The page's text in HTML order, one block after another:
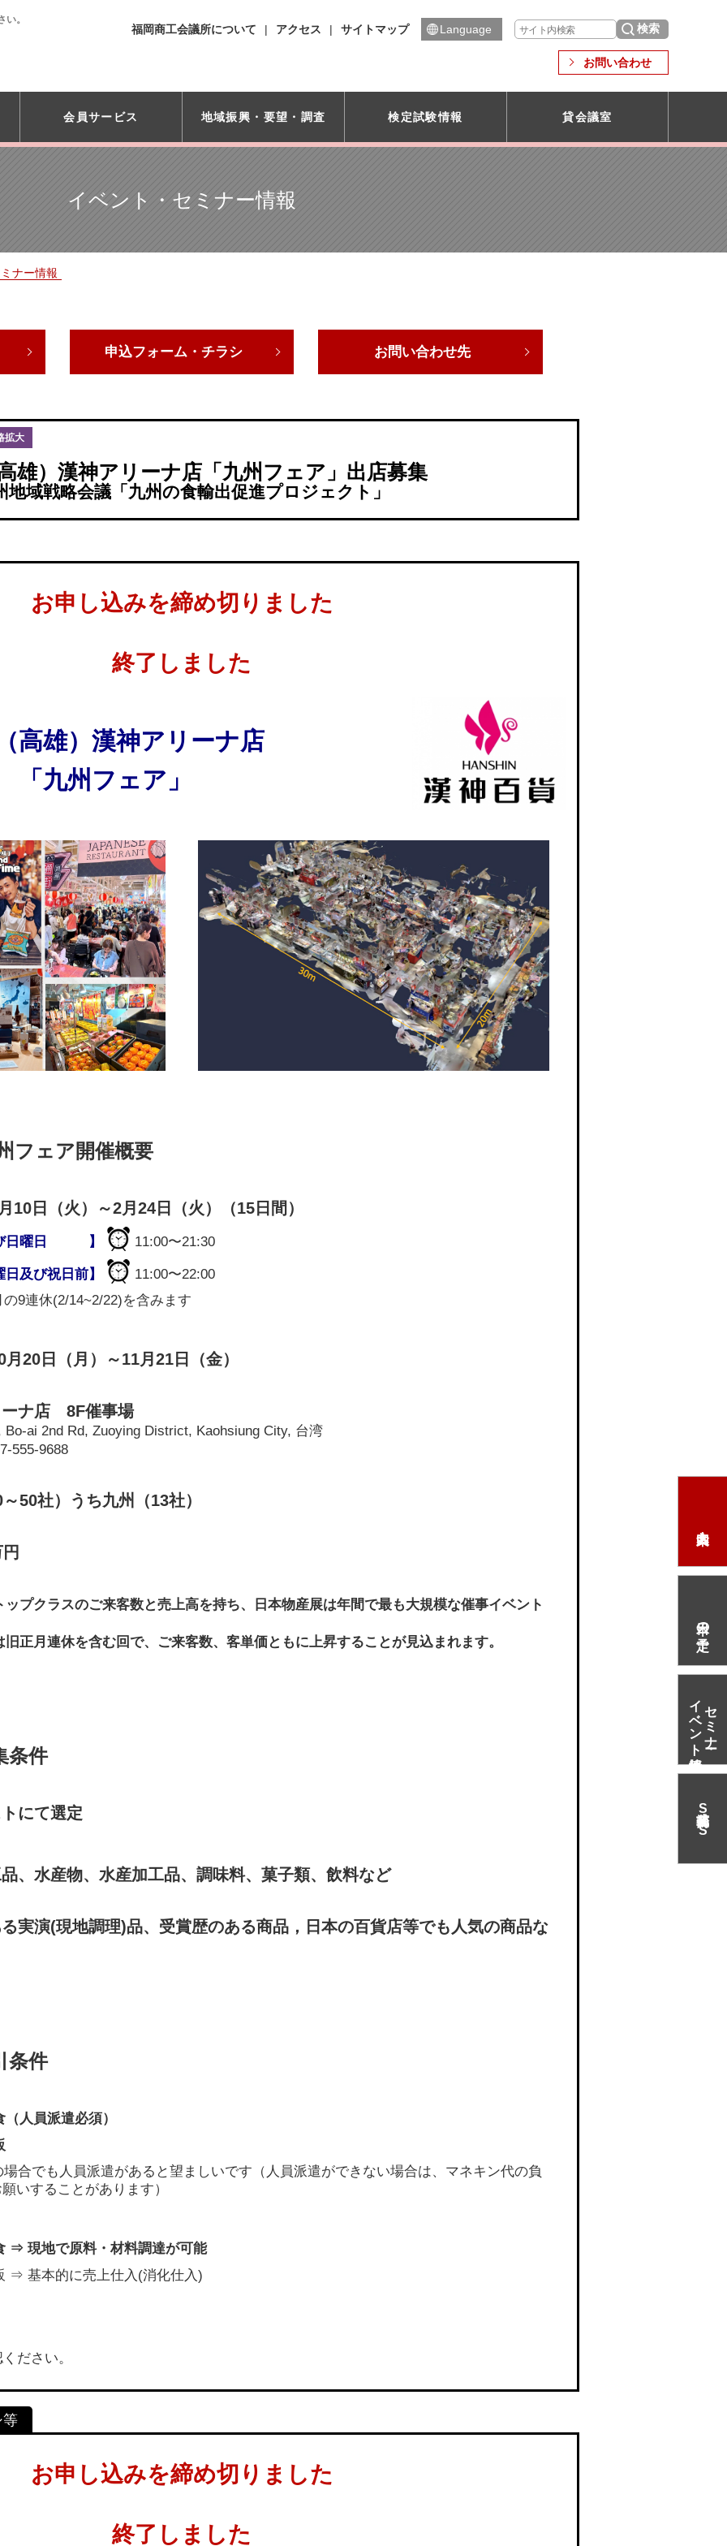
。
福岡商工会議所について アクセス サイトマップ Language
お問い合わせ
会員サービス 地域振興・ 要望・調査 検定試験情報 貸会議室
本日の予定
セミナー・
イベント情報
S
N
S
イベント・セミナー情報
ナー情報
申込フォーム・チラシ お問い合わせ先
拡大
雄）漢神アリーナ店「九州フェア」出店募集
地域戦略会議「九州の食輸出促進プロジェクト」
お申し込みを締め切りました
終了しました
高雄）漢神アリーナ店
「九州フェア」
フェア開催概要
10日（火）～2月24日（火）（15日間）
び日曜日 】 11:00〜21:30
及び祝日前】
11:00〜22:00
の9連休(2/14~2/22)を含みます
月20日（月）～11月21日（金）
ーナ店 8F催事場
Bo-ai 2nd Rd, Zuoying District, Kaohsiung City, 台湾
555-9688
50社）うち九州（13社）
ップクラスのご来客数と売上高を持ち、日本物産展は年間で最も大規模な催事イベント
旧正月連休を含む回で、ご来客数、客単価ともに上昇することが見込まれます。
条件
にて選定
、水産物、水産加工品、調味料、菓子類、飲料など
実演(現地調理)品、受賞歴のある商品，日本の百貨店等でも人気の商品な
条件
人員派遣必須）
場合でも人員派遣があると望ましいです（人員派遣ができない場合は、マネキン代の負
いすることがあります）
⇒ 現地で原料・材料調達が可能
⇒ 基本的に売上仕入(消化仕入)
ださい。
お申し込みを締め切りました
終了しました